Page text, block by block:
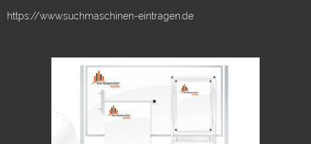
https://www.suchmaschinen-eintragen.de